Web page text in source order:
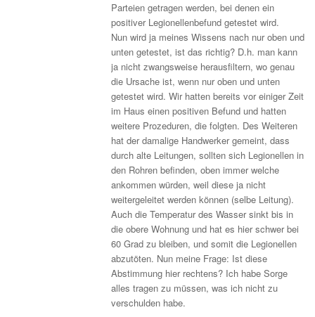
Parteien getragen werden, bei denen ein
positiver Legionellenbefund getestet wird.
Nun wird ja meines Wissens nach nur oben und
unten getestet, ist das richtig? D.h. man kann
ja nicht zwangsweise herausfiltern, wo genau
die Ursache ist, wenn nur oben und unten
getestet wird. Wir hatten bereits vor einiger Zeit
im Haus einen positiven Befund und hatten
weitere Prozeduren, die folgten. Des Weiteren
hat der damalige Handwerker gemeint, dass
durch alte Leitungen, sollten sich Legionellen in
den Rohren befinden, oben immer welche
ankommen würden, weil diese ja nicht
weitergeleitet werden können (selbe Leitung).
Auch die Temperatur des Wasser sinkt bis in
die obere Wohnung und hat es hier schwer bei
60 Grad zu bleiben, und somit die Legionellen
abzutöten. Nun meine Frage: Ist diese
Abstimmung hier rechtens? Ich habe Sorge
alles tragen zu müssen, was ich nicht zu
verschulden habe.